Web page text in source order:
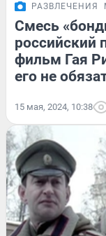
РАЗВЛЕЧЕНИЯ
Смесь
российский
фильм Гая
его не
15 мая, 2024, 10:38